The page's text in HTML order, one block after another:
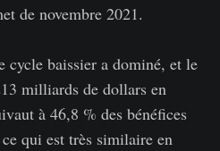
de novembre 2021.
cycle baissier a dominé, et le
milliards de dollars en
à 46,8 % des bénéfices
qui est très similaire en